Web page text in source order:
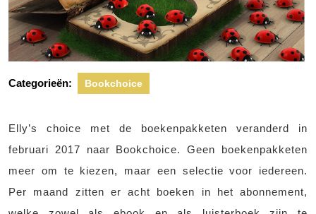
Categorieën: Bookchoice
Elly’s choice met de boekenpakketen veranderd in
februari 2017 naar Bookchoice. Geen boekenpakketen
meer om te kiezen, maar een selectie voor iedereen.
Per maand zitten er acht boeken in het abonnement,